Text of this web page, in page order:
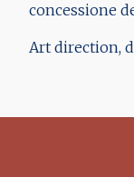
concessione
Art direction,